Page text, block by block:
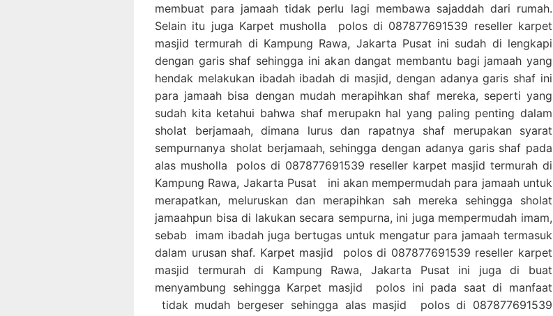
membuat para jamaah tidak perlu lagi membawa sajaddah dari rumah.
Selain itu juga Karpet musholla polos di 087877691539 reseller karpet
masjid termurah di Kampung Rawa, Jakarta Pusat ini sudah di lengkapi
dengan garis shaf sehingga ini akan dangat membantu bagi jamaah yang
hendak melakukan ibadah ibadah di masjid, dengan adanya garis shaf ini
para jamaah bisa dengan mudah merapihkan shaf mereka, seperti yang
sudah kita ketahui bahwa shaf merupakn hal yang paling penting dalam
sholat berjamaah, dimana lurus dan rapatnya shaf merupakan syarat
sempurnanya sholat berjamaah, sehingga dengan adanya garis shaf pada
alas musholla polos di 087877691539 reseller karpet masjid termurah di
Kampung Rawa, Jakarta Pusat ini akan mempermudah para jamaah untuk
merapatkan, meluruskan dan merapihkan sah mereka sehingga sholat
jamaahpun bisa di lakukan secara sempurna, ini juga mempermudah imam,
sebab imam ibadah juga bertugas untuk mengatur para jamaah termasuk
dalam urusan shaf. Karpet masjid polos di 087877691539 reseller karpet
masjid termurah di Kampung Rawa, Jakarta Pusat ini juga di buat
menyambung sehingga Karpet masjid polos ini pada saat di manfaat
tidak mudah bergeser sehingga alas masjid polos di 087877691539